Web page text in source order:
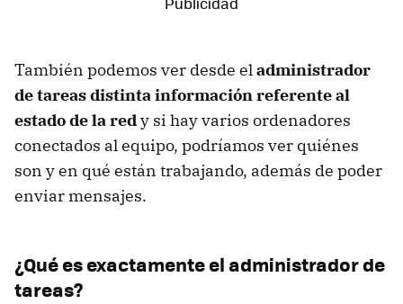
También podemos ver desde eladministrador
de tareas distinta información referente al
estado de la redy si hay varios ordenadores
conectados al equipo, podríamos ver quiénes
son y en qué están trabajando, además de poder
enviar mensajes.
¿Qué es exactamente el administrador de
tareas?